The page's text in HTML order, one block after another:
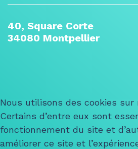
40, Square Corte
34080 Montpellier
Nous utilisons des cookies sur
Certains d’entre eux sont
fonctionnement du site et
améliorer ce site et